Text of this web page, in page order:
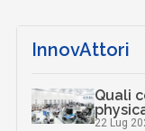
InnovAttori
Quali
22 Lug